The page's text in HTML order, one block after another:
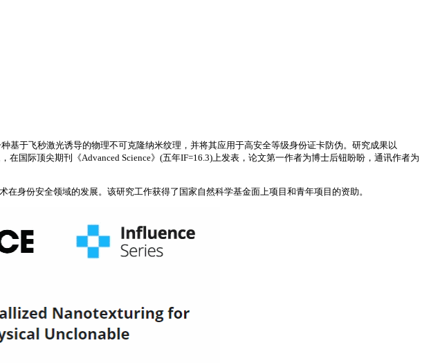
于飞秒激光诱导的物理不可克隆纳米纹理，并将其应用于高安全等级身份证卡防伪。研究成果以
在国际顶尖期刊《Advanced Science》(五年IF=16.3)上发表，论文第一作者为博士后钮盼盼，通讯作者为
身份安全领域的发展。该研究工作获得了国家自然科学基金面上项目和青年项目的资助。